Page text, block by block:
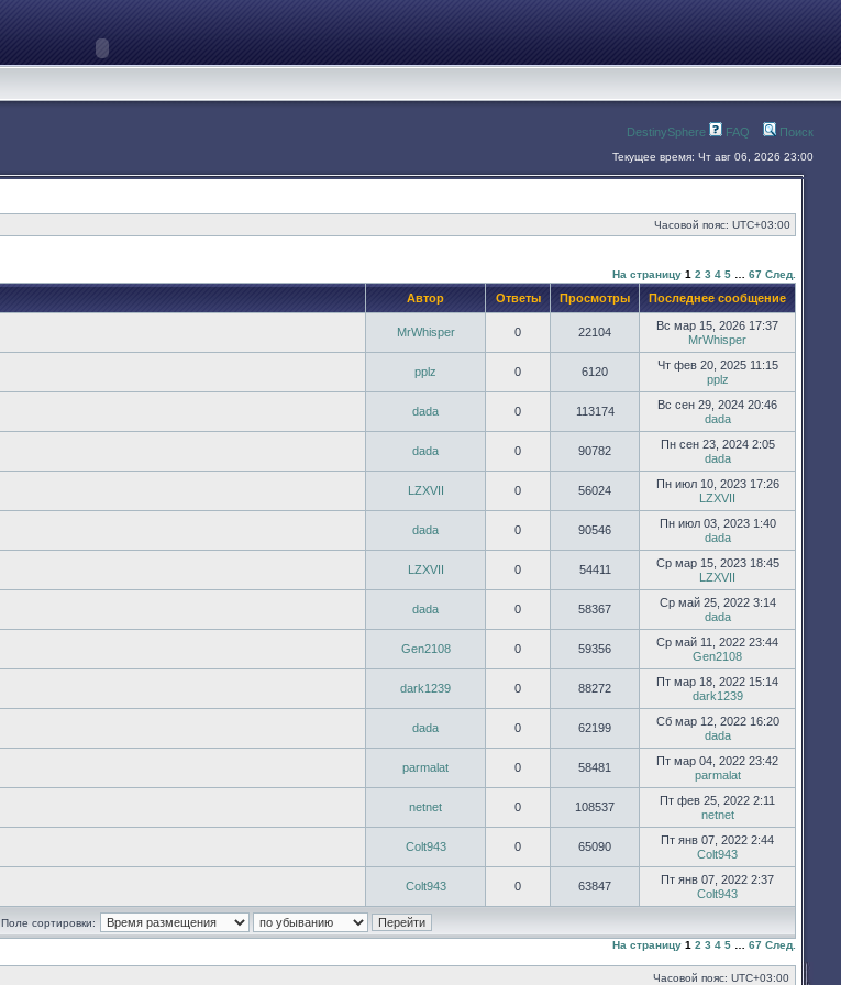
DestinySphere FAQ Поиск
Текущее время: Чт авг 06, 2026 23:00
Часовой пояс: UTC+03:00
На страницу 1 2 3 4 5 67 След.
Автор Ответы Просмотры Последнее сообщение
MrWhisper 0 22104
Вс мар 15, 2026 17:37
MrWhisper
pplz 0 6120
Чт фев 20, 2025 11:15
pplz
dada 0 113174
Вс сен 29, 2024 20:46
dada
dada 0 90782
Пн сен 23, 2024 2:05
dada
LZXVII 0 56024
Пн июл 10, 2023 17:26
LZXVII
dada 0 90546
Пн июл 03, 2023 1:40
dada
LZXVII 0 54411
Ср мар 15, 2023 18:45
LZXVII
dada 0 58367
Ср май 25, 2022 3:14
dada
Gen2108 0 59356
Ср май 11, 2022 23:44
Gen2108
dark1239 0 88272
Пт мар 18, 2022 15:14
dark1239
dada 0 62199
Сб мар 12, 2022 16:20
dada
parmalat 0 58481
Пт мар 04, 2022 23:42
parmalat
netnet 0 108537
Пт фев 25, 2022 2:11
netnet
Colt943 0 65090
Пт янв 07, 2022 2:44
Colt943
Colt943 0 63847
Пт янв 07, 2022 2:37
Colt943
Поле сортировки:
На страницу 1 2 3 4 5 67 След.
Часовой пояс: UTC+03:00